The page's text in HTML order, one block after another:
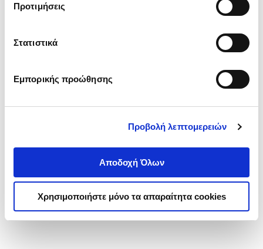
Προτιμήσεις
Στατιστικά
Εμπορικής προώθησης
Προβολή λεπτομερειών
Αποδοχή Όλων
Χρησιμοποιήστε μόνο τα απαραίτητα cookies